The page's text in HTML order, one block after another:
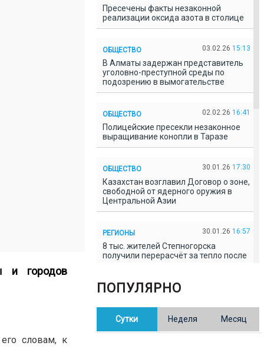
и городов
словам, к
Пресечены факты незаконной
реализации оксида азота в столице
ОБЩЕСТВО 03.02.26 15:13
В Алматы задержан представитель
уголовно-преступной среды по
подозрению в вымогательстве
ОБЩЕСТВО 02.02.26 16:41
Полицейские пресекли незаконное
выращивание конопли в Таразе
ОБЩЕСТВО 30.01.26 17:30
Казахстан возглавил Договор о зоне,
свободной от ядерного оружия в
Центральной Азии
РЕГИОНЫ 30.01.26 16:57
8 тыс. жителей Степногорска
получили перерасчёт за тепло после
В Казахстане готовят новую
редакцию Конституции: меняется
ПОПУЛЯРНО
Сутки Неделя Месяц